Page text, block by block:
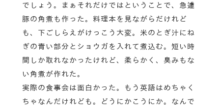
でしょう。まぁそれだけではということで、急遽
豚の角煮も作った。料理本を見ながらだけれど
も、下ごしらえがけっこう大変。米のとぎ汁にね
ぎの青い部分とショウガを入れて煮込む。短い時
間しか取れなかったけれど、柔らかく、臭みもな
い角煮が作れた。
実際の食事会は面白かった。もう英語はめちゃく
ちゃなんだけれども。どうにかこうにか。なんで